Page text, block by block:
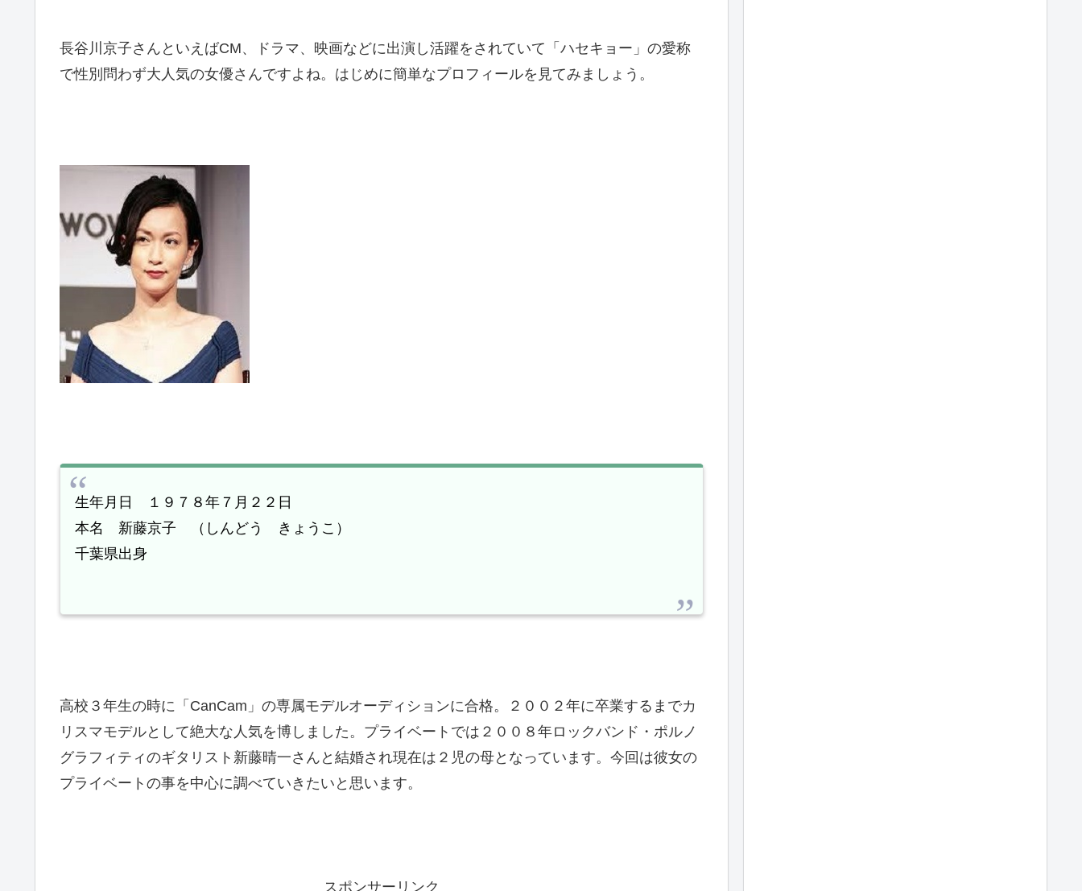
長谷川京子さんといえばCM、ドラマ、映画などに出演し活躍をされていて「ハセキョー」の愛称
で性別問わず大人気の女優さんですよね。はじめに簡単なプロフィールを見てみましょう。
生年月日 １９７８年７月２２日
本名 新藤京子 （しんどう きょうこ）
千葉県出身
高校３年生の時に「 CanCam 」の専属モデルオーディションに合格。２００２年に卒業するまでカ
リスマモデルとして絶大な人気を博しました。プライベートでは２００８年ロックバンド・ポルノ
グラフィティのギタリスト新藤晴一さんと結婚され現在は２児の母となっています。今回は彼女の
プライベートの事を中心に調べていきたいと思います。
スポンサーリンク